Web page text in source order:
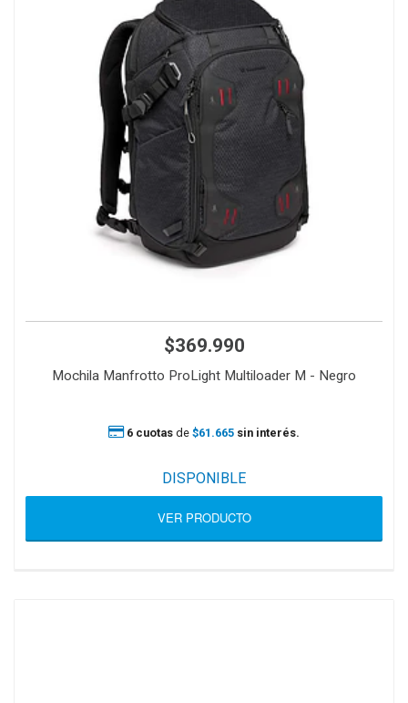
$369.990
Mochila Manfrotto ProLight Multiloader M - Negro
6 cuotas de $61.665 sin interés.
DISPONIBLE
VER PRODUCTO